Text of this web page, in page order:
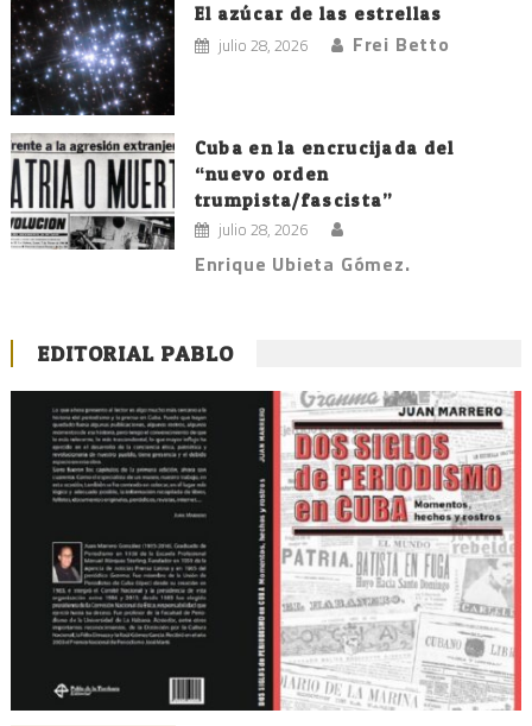
El azúcar de las estrellas
julio 28, 2026 Frei Betto
Cuba en la encrucijada del
“nuevo orden
trumpista/fascista”
julio 28, 2026
Enrique Ubieta Gómez.
EDITORIAL PABLO